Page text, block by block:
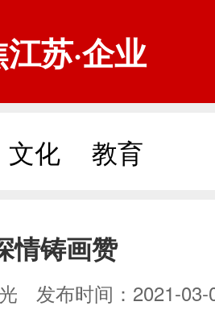
苏·企业
文化 教育
情铸画赞
发布时间：2021-03-